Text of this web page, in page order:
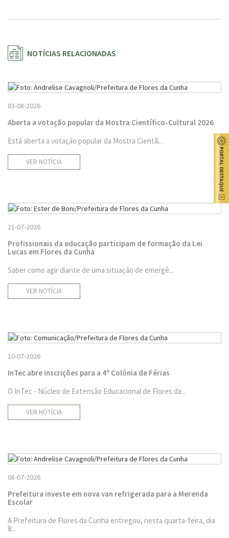
NOTÍCIAS RELACIONADAS
03-08-2026
Aberta a votação popular da Mostra Científico-Cultural 2026
Está aberta a votação popular da Mostra Cient&...
VER NOTÍCIA
21-07-2026
Profissionais da educação participam de formação da Lei
Lucas em Flores da Cunha
Saber como agir diante de uma situação de emergê...
VER NOTÍCIA
10-07-2026
InTec abre inscrições para a 4ª Colônia de Férias
O InTec - Núcleo de Extensão Educacional de Flores da...
VER NOTÍCIA
08-07-2026
Prefeitura investe em nova van refrigerada para a Merenda
Escolar
A Prefeitura de Flores da Cunha entregou, nesta quarta-feira, dia
8...